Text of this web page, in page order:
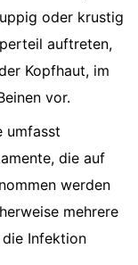
oder krustig
auftreten,
Kopfhaut, im
vor.
umfasst
die auf
werden
mehrere
Infektion